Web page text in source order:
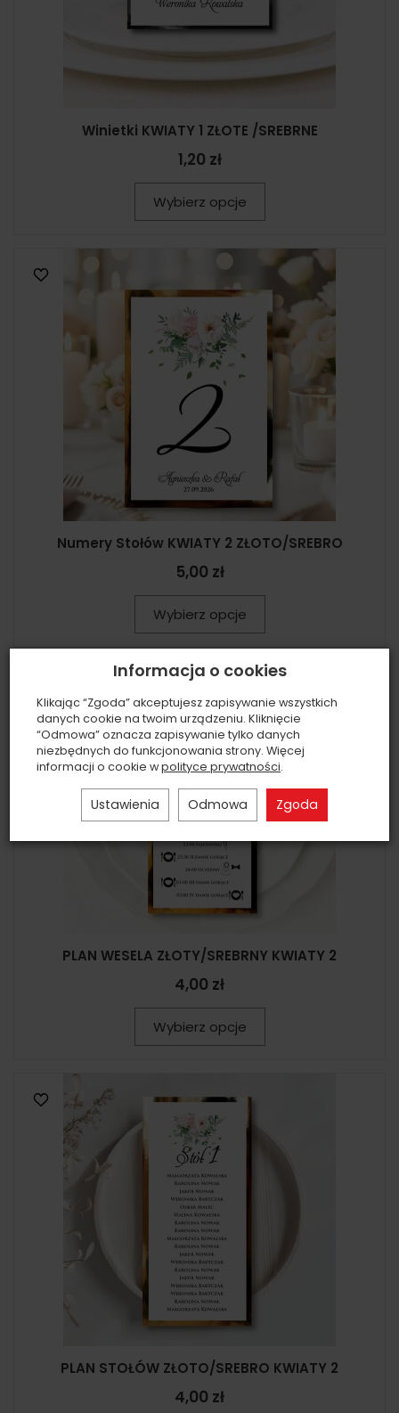
Winietki KWIATY 1 ZŁOTE /SREBRNE
1,20 zł
Wybierz opcje
Numery Stołów KWIATY 2 ZŁOTO/SREBRO
5,00 zł
Wybierz opcje
PLAN WESELA ZŁOTY/SREBRNY KWIATY 2
4,00 zł
Wybierz opcje
PLAN STOŁÓW ZŁOTO/SREBRO KWIATY 2
4,00 zł
Informacja o cookies
Klikając “Zgoda” akceptujesz zapisywanie wszystkich
danych cookie na twoim urządzeniu. Kliknięcie
“Odmowa” oznacza zapisywanie tylko danych
niezbędnych do funkcjonowania strony. Więcej
informacji o cookie wpolityce prywatności.
Ustawienia Odmowa Zgoda